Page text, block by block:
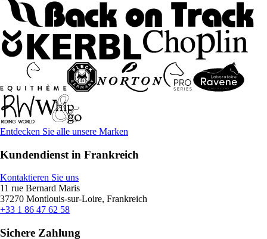
Entdecken Sie alle unsere Marken
Kundendienst in Frankreich
Kontaktieren Sie uns
11 rue Bernard Maris
37270 Montlouis-sur-Loire, Frankreich
+33 1 86 47 62 58
Sichere Zahlung